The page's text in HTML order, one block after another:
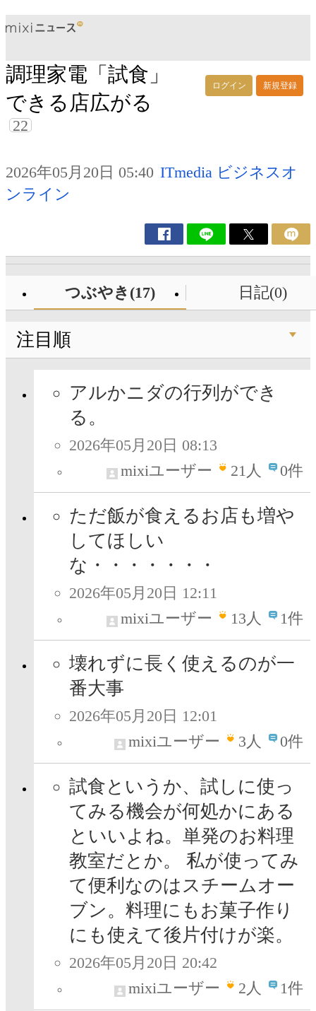
ログイン 新規登録
調理家電「試食」
できる店広がる
22
2026年05月20日 05:40 ITmedia ビジネスオ
ンライン
つぶやき(17) 日記(0)
注目順
アルかニダの行列ができ
る。
2026年05月20日 08:13
mixiユーザー
21人 0件
ただ飯が食えるお店も増や
してほしい
な・・・・・・・
2026年05月20日 12:11
mixiユーザー
13人 1件
壊れずに長く使えるのが一
番大事
2026年05月20日 12:01
mixiユーザー
3人 0件
試食というか、試しに使っ
てみる機会が何処かにある
といいよね。単発のお料理
教室だとか。 私が使ってみ
て便利なのはスチームオー
ブン。料理にもお菓子作り
にも使えて後片付けが楽。
2026年05月20日 20:42
mixiユーザー
2人 1件